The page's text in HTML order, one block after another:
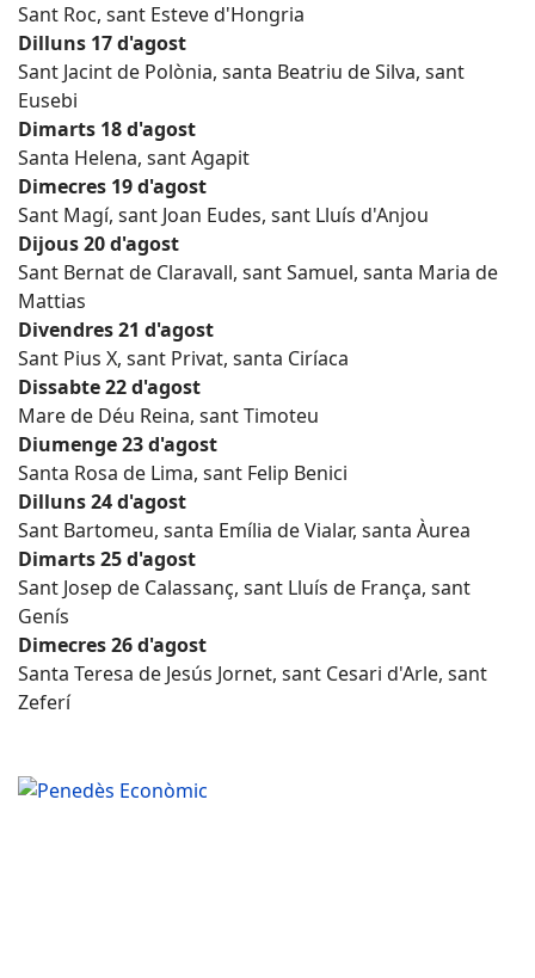
Sant Roc, sant Esteve d'Hongria
Dilluns 17 d'agost
Sant Jacint de Polònia, santa Beatriu de Silva, sant
Eusebi
Dimarts 18 d'agost
Santa Helena, sant Agapit
Dimecres 19 d'agost
Sant Magí, sant Joan Eudes, sant Lluís d'Anjou
Dijous 20 d'agost
Sant Bernat de Claravall, sant Samuel, santa Maria de
Mattias
Divendres 21 d'agost
Sant Pius X, sant Privat, santa Ciríaca
Dissabte 22 d'agost
Mare de Déu Reina, sant Timoteu
Diumenge 23 d'agost
Santa Rosa de Lima, sant Felip Benici
Dilluns 24 d'agost
Sant Bartomeu, santa Emília de Vialar, santa Àurea
Dimarts 25 d'agost
Sant Josep de Calassanç, sant Lluís de França, sant
Genís
Dimecres 26 d'agost
Santa Teresa de Jesús Jornet, sant Cesari d'Arle, sant
Zeferí